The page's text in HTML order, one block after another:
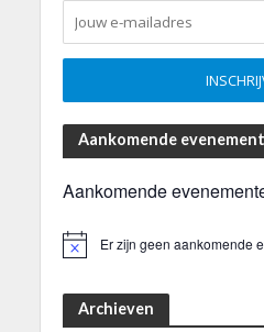
Aankomende
Aankomende
Er zijn geen aankomende
Archieven